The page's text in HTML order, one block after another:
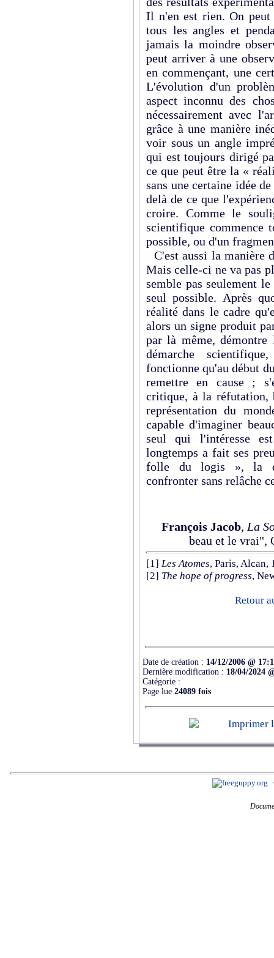
Il n'en est rien. On peut
tous les angles et
jamais la moindre
peut arriver à une
en commençant, une
L'évolution d'un
aspect inconnu des
nécessairement avec
grâce à une manière
voir sous un angle
qui est toujours dirigé
ce que peut être la «
sans une certaine idée
delà de ce que
croire. Comme le
scientifique commence
possible, ou d'un
C'est aussi la manière
Mais celle-ci ne va pas
semble pas seulement
seul possible. Après
réalité dans le cadre
alors un signe produit
par là même,
démarche
fonctionne qu'au début
remettre en cause ;
critique, à la
représentation du
capable d'imaginer
seul qui l'intéresse
longtemps a fait ses
folle du logis », la
confronter sans relâche
François Jacob, La
beau et le vrai",
[1] Les Atomes, Paris, Alcan,
[2] The hope of progress,
Retour
Date de création : 14/12/2006 @
Dernière modification : 18/04/2024
Catégorie :
Page lue 24089 fois